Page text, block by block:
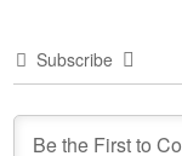
Subscribe